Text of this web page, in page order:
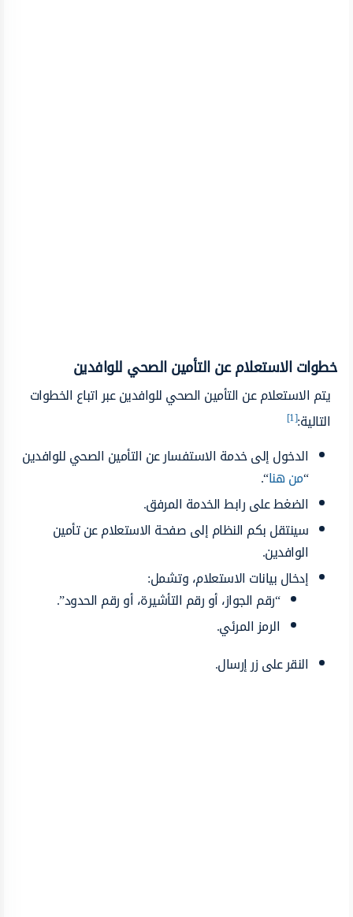
خطوات الاستعلام عن التأمين الصحي للوافدين
يتم الاستعلام عن التأمين الصحي للوافدين عبر اتباع الخطوات
التالية:[1]
الدخول إلى خدمة الاستفسار عن التأمين الصحي للوافدين
“من هنا“.
الضغط على رابط الخدمة المرفق.
سينتقل بكم النظام إلى صفحة الاستعلام عن تأمين
الوافدين.
إدخال بيانات الاستعلام، وتشمل:
“رقم الجواز، أو رقم التأشيرة، أو رقم الحدود”.
الرمز المرئي.
النقر على زر إرسال.